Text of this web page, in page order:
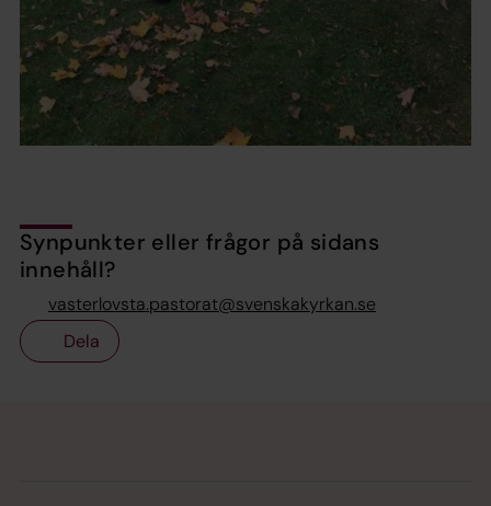
Synpunkter eller frågor på sidans
innehåll?
vasterlovsta.pastorat@svenskakyrkan.se
Dela